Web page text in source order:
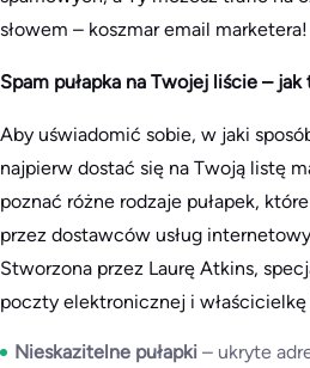
słowem – koszmar email marketera!
Spam pułapka na Twojej liście –
Aby uświadomić sobie, w jaki
najpierw dostać się na Twoją listę
poznać różne rodzaje pułapek,
przez dostawców usług
Stworzona przez Laurę Atkins,
poczty elektronicznej i
Nieskazitelne pułapki – ukryte